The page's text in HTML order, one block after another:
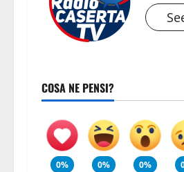
COSA NE PENSI?
0%
0%
0%